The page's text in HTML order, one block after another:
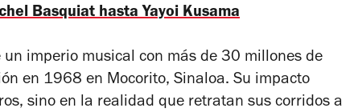
Basquiat hasta Yayoi Kusama
imperio musical con más de 30 millones de
en 1968 en Mocorito, Sinaloa. Su impacto
sino en la realidad que retratan sus corridos a